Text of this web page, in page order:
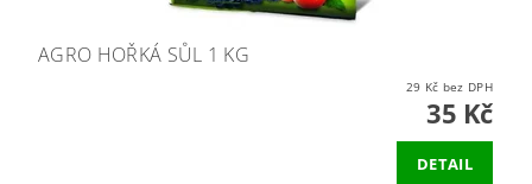
AGRO HOŘKÁ SŮL 1 KG
29 Kč bez DPH
35 Kč
DETAIL